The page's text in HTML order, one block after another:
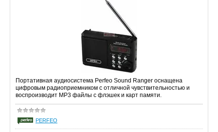
Портативная аудиосистема Perfeo Sound Ranger оснащена
цифровым радиоприемником c отличной чувствительностью и
воспроизводит MP3 файлы с флэшек и карт памяти.
PERFEO